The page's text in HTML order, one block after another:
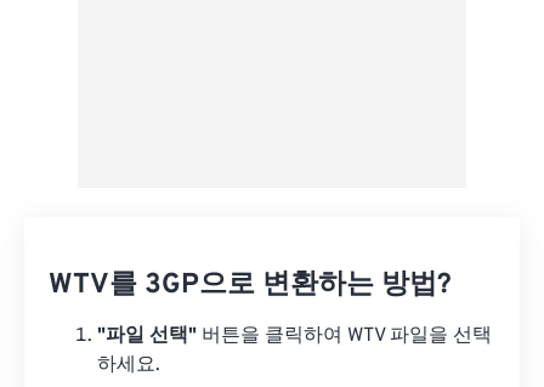
WTV를 3GP으로 변환하는 방법?
"파일 선택" 버튼을 클릭하여 WTV 파일을 선택
하세요.